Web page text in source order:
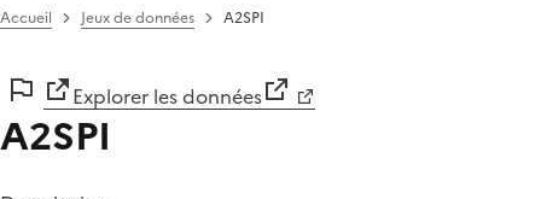
Accueil Jeux de données A2SPI
Explorer les données
A2SPI